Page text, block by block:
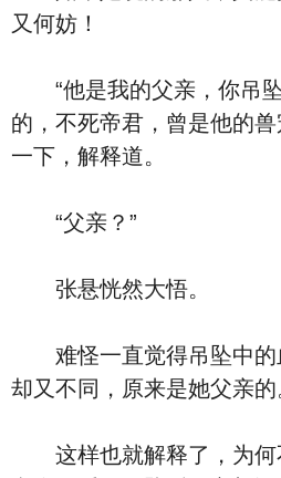
又何妨！
“他是我的父亲，你吊坠
的，不死帝君，曾是他的
一下，解释道。
“父亲？”
张悬恍然大悟。
难怪一直觉得吊坠中的
却又不同，原来是她父亲的
这样也就解释了，为何